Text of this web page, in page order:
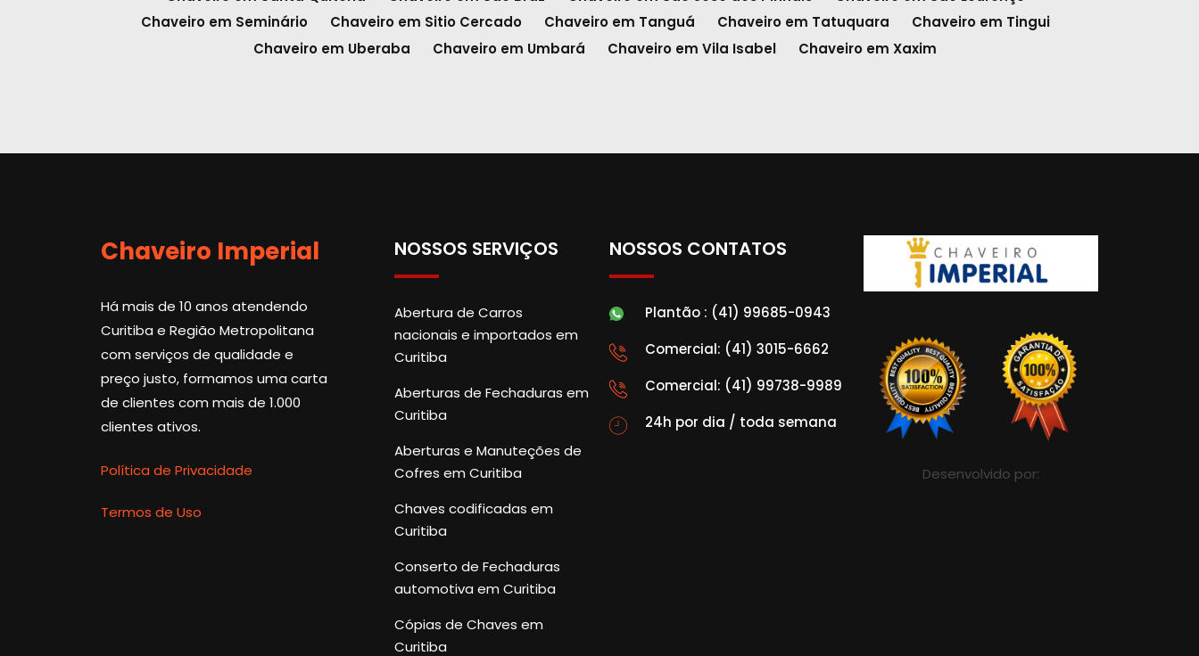
Chaveiro em Seminário
Chaveiro em Sitio Cercado Chaveiro em Tanguá Chaveiro em Tatuquara
Chaveiro em Tingui
Chaveiro em Uberaba
Chaveiro em Umbará Chaveiro em Vila Isabel Chaveiro em Xaxim
Chaveiro Imperial
Há mais de 10 anos atendendo
Curitiba e Região Metropolitana
com serviços de qualidade e
preço justo, formamos uma carta
de clientes com mais de 1.000
clientes ativos.
Política de Privacidade
Termos de Uso
NOSSOS SERVIÇOS
Abertura de Carros
nacionais e importados em
Curitiba
Aberturas de Fechaduras em
Curitiba
Aberturas e Manuteções de
Cofres em Curitiba
Chaves codificadas em
Curitiba
Conserto de Fechaduras
automotiva em Curitiba
Cópias de Chaves em
Curitiba
NOSSOS CONTATOS
Plantão : (41) 99685-0943
Comercial: (41) 3015-6662
Comercial: (41) 99738-9989
24h por dia / toda semana
Desenvolvido por: